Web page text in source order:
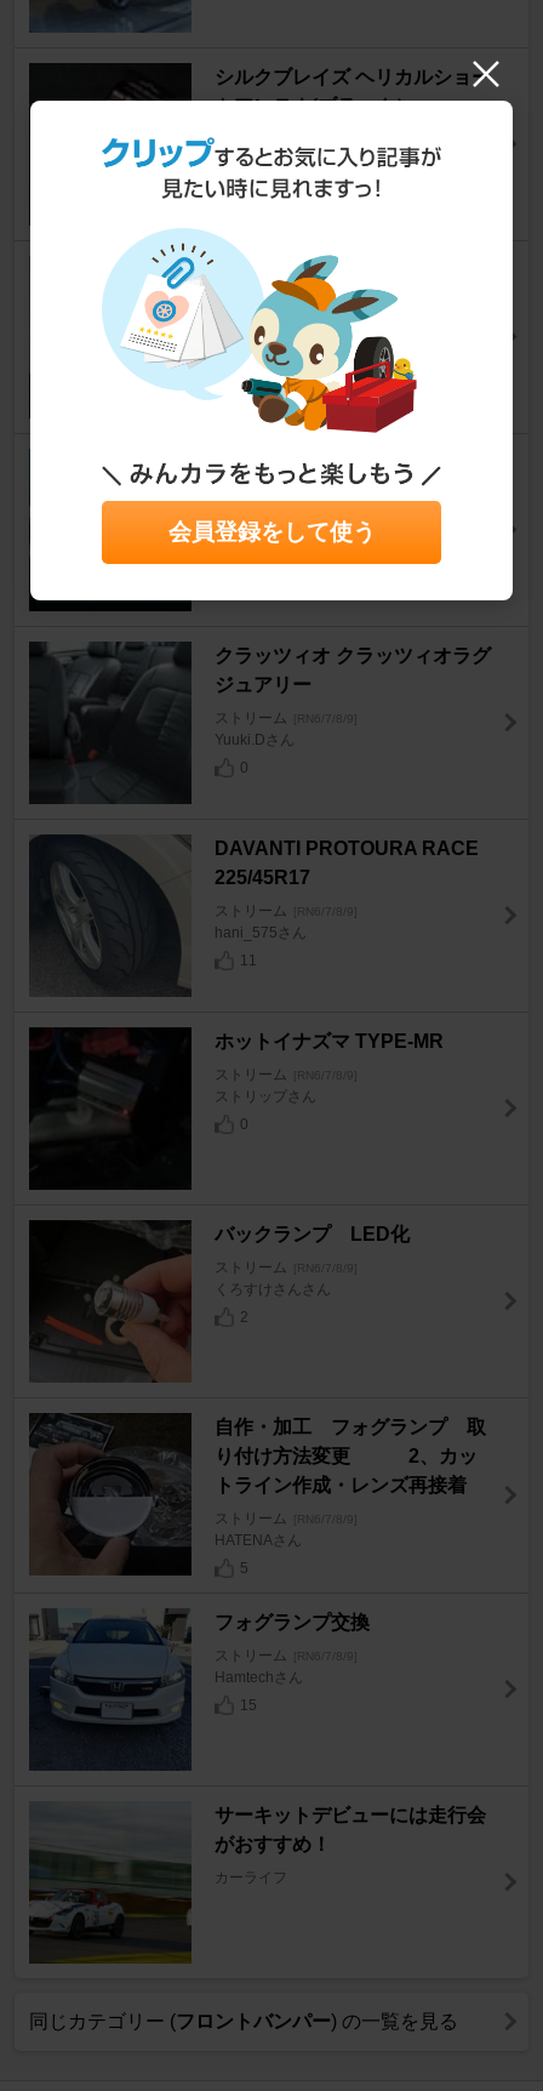
シルクブレイズ ヘリカルショー
トアンテナ(ブラック）
ストリーム
lilim.18th.Angelさん
0
ＳＥＩＫＯ ＥＸ１７１プレート
カバー
ストリーム [RN6/7/8/9]
ranbaさん
0
ホンダ シビックＴｙｐｅ-Ｒ用
サイドウインカー
ストリーム [RN6/7/8/9]
ゲン＠青豚さん
クラッツィオ クラッツィオラグ
ジュアリー
ストリーム [RN6/7/8/9]
Yuuki.Dさん
0
DAVANTI PROTOURA RACE
225/45R17
ストリーム [RN6/7/8/9]
hani_575さん
11
ホットイナズマ TYPE-MR
ストリーム [RN6/7/8/9]
ストリップさん
0
バックランプ LED化
ストリーム [RN6/7/8/9]
くろすけさんさん
2
自作・加工 フォグランプ 取
り付け方法変更 2、カッ
トライン作成・レンズ再接着
ストリーム [RN6/7/8/9]
HATENAさん
5
フォグランプ交換
ストリーム [RN6/7/8/9]
Hamtechさん
15
サーキットデビューには走行会
がおすすめ！
カーライフ
同じカテゴリー (フロントバンパー) の一覧を見る
会員登録をして使う